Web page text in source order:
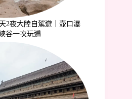
2夜大陸自駕遊｜壺口瀑
谷一次玩遍